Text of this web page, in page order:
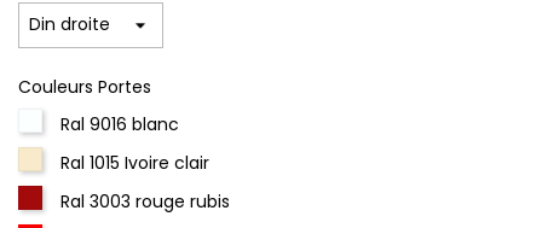
Couleurs Portes
Ral 9016 blanc
Ral 1015 Ivoire clair
Ral 3003 rouge rubis